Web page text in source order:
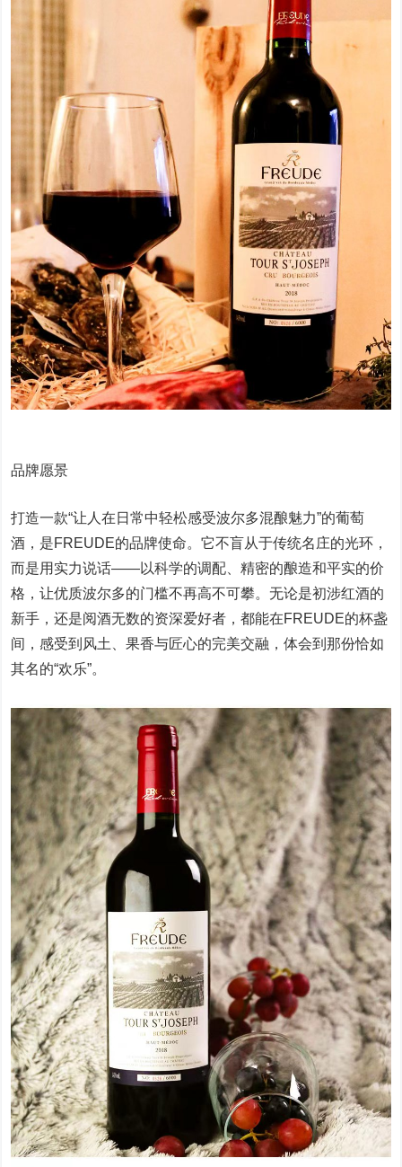
品牌愿景
打造一款“让人在日常中轻松感受波尔多混酿魅力”的葡萄
酒，是FREUDE的品牌使命。它不盲从于传统名庄的光环，
而是用实力说话——以科学的调配、精密的酿造和平实的价
格，让优质波尔多的门槛不再高不可攀。无论是初涉红酒的
新手，还是阅酒无数的资深爱好者，都能在FREUDE的杯盏
间，感受到风土、果香与匠心的完美交融，体会到那份恰如
其名的“欢乐”。